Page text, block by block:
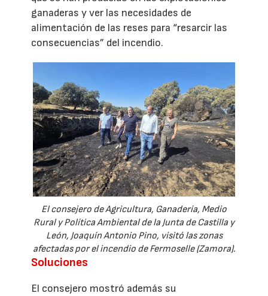
ganaderas y ver las necesidades de
alimentación de las reses para “resarcir las
consecuencias” del incendio.
El consejero de Agricultura, Ganadería, Medio
Rural y Política Ambiental de la Junta de Castilla y
León, Joaquín Antonio Pino, visitó las zonas
afectadas por el incendio de Fermoselle (Zamora).
Soluciones
El consejero mostró además su